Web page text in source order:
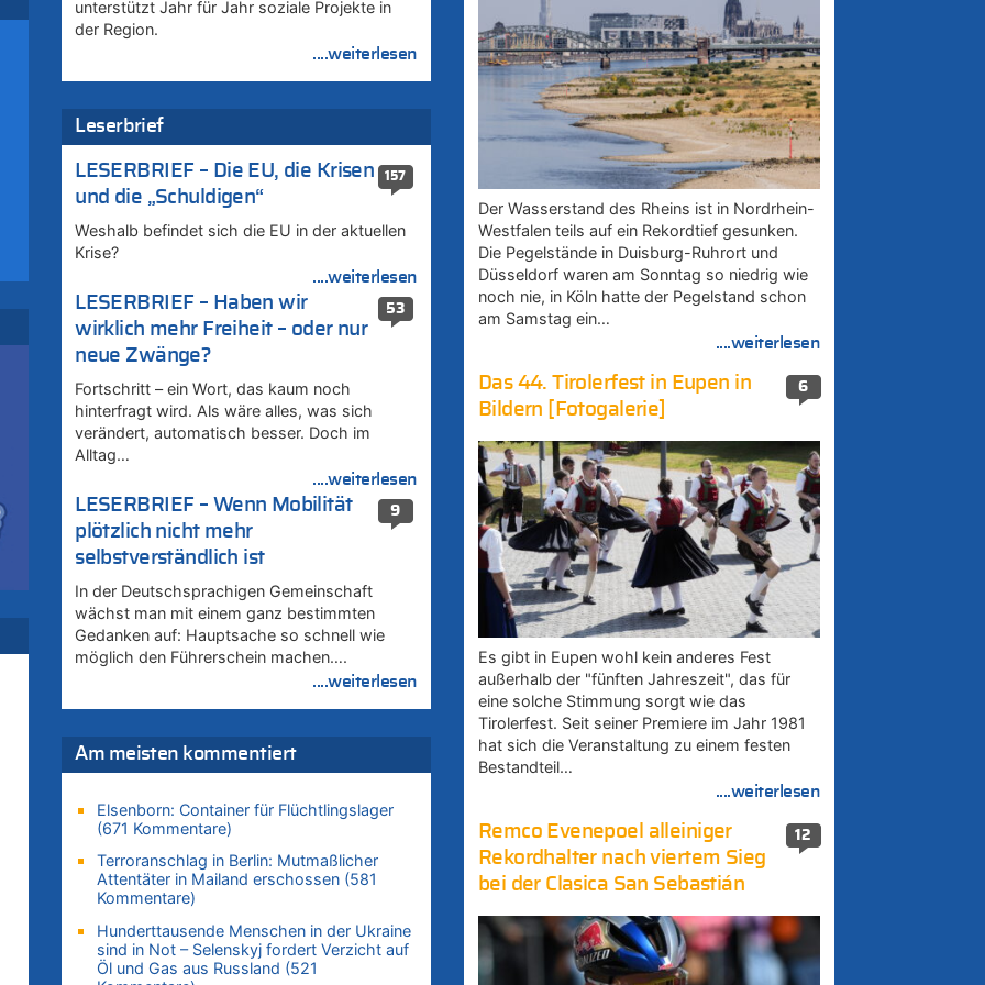
unterstützt Jahr für Jahr soziale Projekte in
der Region.
....weiterlesen
Leserbrief
157
LESERBRIEF – Die EU, die Krisen
und die „Schuldigen“
Weshalb befindet sich die EU in der aktuellen
Krise?
....weiterlesen
53
LESERBRIEF – Haben wir
wirklich mehr Freiheit – oder nur
neue Zwänge?
Fortschritt – ein Wort, das kaum noch
hinterfragt wird. Als wäre alles, was sich
verändert, automatisch besser. Doch im
Alltag…
....weiterlesen
9
LESERBRIEF – Wenn Mobilität
plötzlich nicht mehr
selbstverständlich ist
In der Deutschsprachigen Gemeinschaft
wächst man mit einem ganz bestimmten
Gedanken auf: Hauptsache so schnell wie
möglich den Führerschein machen….
....weiterlesen
Am meisten kommentiert
Elsenborn: Container für Flüchtlingslager
(671 Kommentare)
Terroranschlag in Berlin: Mutmaßlicher
Attentäter in Mailand erschossen (581
Kommentare)
Hunderttausende Menschen in der Ukraine
sind in Not – Selenskyj fordert Verzicht auf
Öl und Gas aus Russland (521
Der Wasserstand des Rheins ist in Nordrhein-
Westfalen teils auf ein Rekordtief gesunken.
Die Pegelstände in Duisburg-Ruhrort und
Düsseldorf waren am Sonntag so niedrig wie
noch nie, in Köln hatte der Pegelstand schon
am Samstag ein…
....weiterlesen
6
Das 44. Tirolerfest in Eupen in
Bildern [Fotogalerie]
Es gibt in Eupen wohl kein anderes Fest
außerhalb der "fünften Jahreszeit", das für
eine solche Stimmung sorgt wie das
Tirolerfest. Seit seiner Premiere im Jahr 1981
hat sich die Veranstaltung zu einem festen
Bestandteil…
....weiterlesen
12
Remco Evenepoel alleiniger
Rekordhalter nach viertem Sieg
bei der Clasica San Sebastián